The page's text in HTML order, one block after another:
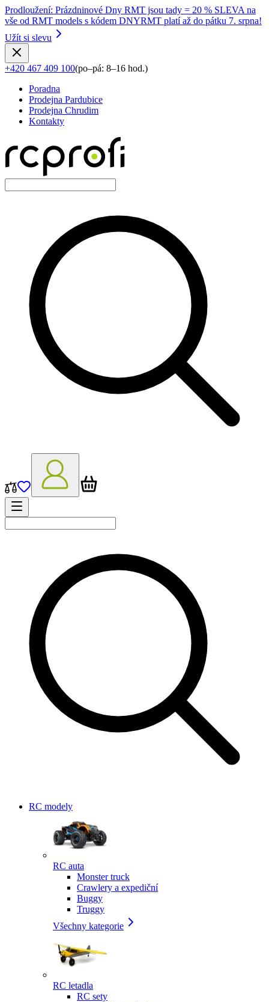
Prodloužení: Prázdninové Dny RMT jsou tady = 20 % SLEVA na
vše od RMT models s kódem DNYRMT platí až do pátku 7. srpna!
Užít si slevu
+420 467 409 100(po–pá: 8–16 hod.)
Poradna
Prodejna Pardubice
Prodejna Chrudim
Kontakty
RC modely
RC auta
Monster truck
Crawlery a expediční
Buggy
Truggy
Všechny kategorie
RC letadla
RC sety